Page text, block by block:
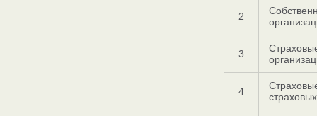
2
3
4